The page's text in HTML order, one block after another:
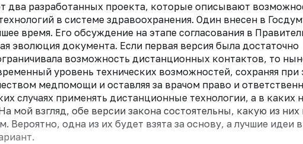
два разработанных проекта, которые описывают
в системе здравоохранения. Один внесен в
время. Его обсуждение на этапе согласования в
эволюция документа. Если первая версия была достаточно
возможность дистанционных контактов, то
уровень технических возможностей, сохраняя при
медпомощи и оставляя за врачом право и
случаях применять дистанционные технологии, а в каких
мой взгляд, обе версии закона состоятельны, какую из них
Вероятно, одна из их будет взята за основу, а лучшие идеи